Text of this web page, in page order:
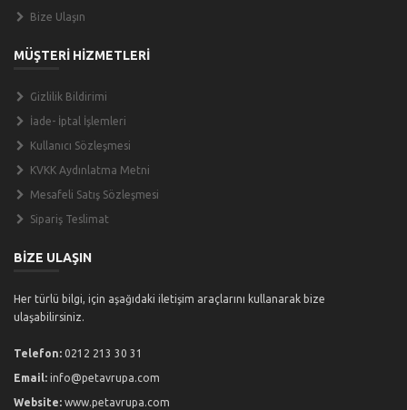
Bize Ulaşın
MÜŞTERİ HİZMETLERİ
Gizlilik Bildirimi
İade- İptal İşlemleri
Kullanıcı Sözleşmesi
KVKK Aydınlatma Metni
Mesafeli Satış Sözleşmesi
Sipariş Teslimat
BİZE ULAŞIN
Her türlü bilgi, için aşağıdaki iletişim araçlarını kullanarak bize
ulaşabilirsiniz.
Telefon: 0212 213 30 31
Email: info@petavrupa.com
Website: www.petavrupa.com